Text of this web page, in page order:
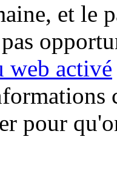
et le
web activé
pour